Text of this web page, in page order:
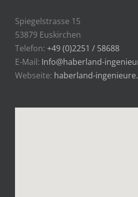
Spiegelstrasse 15
53879 Euskirchen
Telefon: +49 (0)2251 / 58688
E-Mail: Info@haberland-
Webseite: haberland-